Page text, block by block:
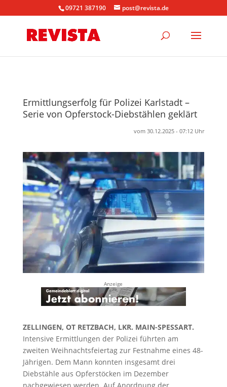
09721 387190 post@revista.de
Ermittlungserfolg für Polizei Karlstadt –
Serie von Opferstock-Diebstählen geklärt
vom 30.12.2025 - 07:12 Uhr
Anzeige
ZELLINGEN, OT RETZBACH, LKR. MAIN-SPESSART.
Intensive Ermittlungen der Polizei führten am
zweiten Weihnachtsfeiertag zur Festnahme eines 48-
Jährigen. Dem Mann konnten insgesamt drei
Diebstähle aus Opferstöcken im Dezember
nachgewiesen werden. Auf Anordnung der